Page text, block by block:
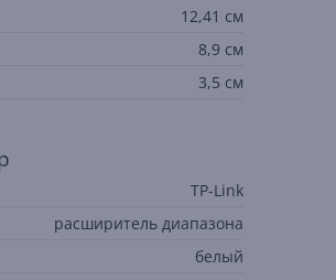
12,41 см
8,9 см
3,5 см
TP-Link
расширитель диапазона
белый